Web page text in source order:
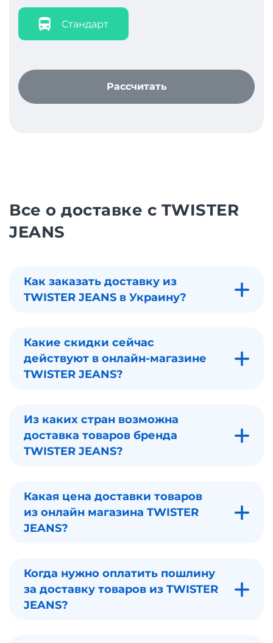
Стандарт
Рассчитать
Все о доставке с TWISTER
JEANS
Как заказать доставку из
TWISTER JEANS в Украину?
Какие скидки сейчас
действуют в онлайн-магазине
TWISTER JEANS?
Из каких стран возможна
доставка товаров бренда
TWISTER JEANS?
Какая цена доставки товаров
из онлайн магазина TWISTER
JEANS?
Когда нужно оплатить пошлину
за доставку товаров из TWISTER
JEANS?